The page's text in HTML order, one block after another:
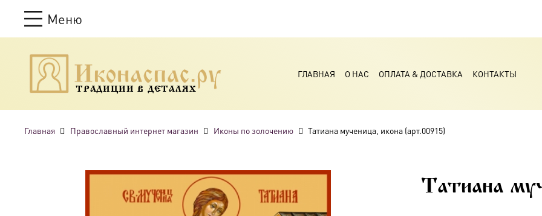
Меню
ТРАДИЦИИ В ДЕТАЛЯХ
ГЛАВНАЯ О НАС ОПЛАТА & ДОСТАВКА КОНТАКТЫ
Главная Православный интернет магазин Иконы по золочению Татиана мученица, икона (арт.00915)
Татиана